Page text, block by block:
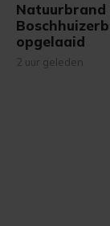
Natuurbrand
opgelaaid
2 uur geleden